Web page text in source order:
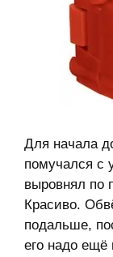
Для начала
помучался с
выровнял по
Красиво.
подальше,
его надо ещё